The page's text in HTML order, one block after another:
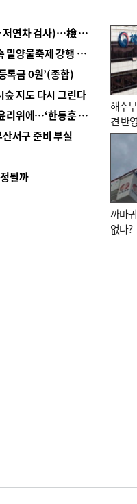
■ 검사 신분 버리고 직급하향(10년 이하 저연차 검사)…檢 중수청행 기피
■ 지역 상권도 말라죽을 판이라…가뭄 속 밀양물축제 강행 논란
록금 0원’(종합)
지도 다시 그린다
■ 국힘 부산시당, ‘정이한 조력’ 시의원 윤리위에…‘한동훈 지지’도 신고접수
서구 준비 부실
될까
해수
견 반영
까마
없다?